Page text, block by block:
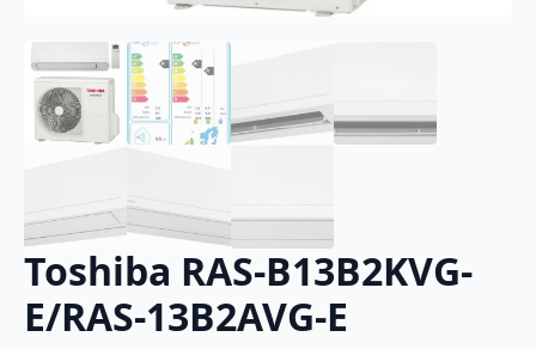
Toshiba RAS-B13B2KVG-
E/RAS-13B2AVG-E